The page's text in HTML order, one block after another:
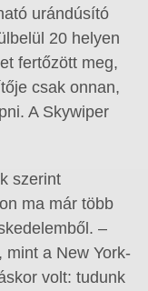
urándúsító
20 he­­lyen
fertőzött meg,
csak onnan,
A Skywiper
szerint
ma már több
–
mint a New York-
volt: tudunk